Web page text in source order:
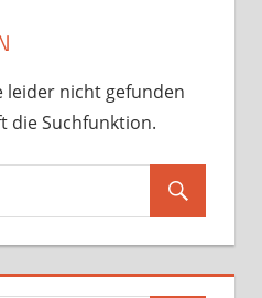
leider nicht gefunden
die Suchfunktion.